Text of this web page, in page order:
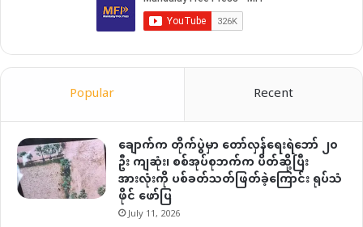
Popular Recent
ချောက်က တိုက်ပွဲမှာ တော်လှန်ရေးရဲဘော် ၂၀
ဦး ကျဆုံး၊ စစ်အုပ်စုဘက်က ပိတ်ဆို့ပြီး
အားလုံးကို ပစ်ခတ်သတ်ဖြတ်ခဲ့ကြောင်း ရုပ်သံ
ဖိုင် ဖော်ပြ
July 11, 2026